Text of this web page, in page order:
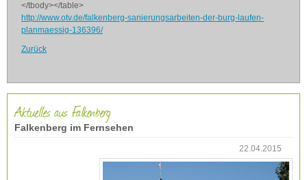
</tbody></table>
http://www.otv.de/falkenberg-sanierungsarbeiten-der-burg-laufen-
planmaessig-136396/
Zurück
Aktuelles aus Falkenberg
Falkenberg im Fernsehen
22.04.2015